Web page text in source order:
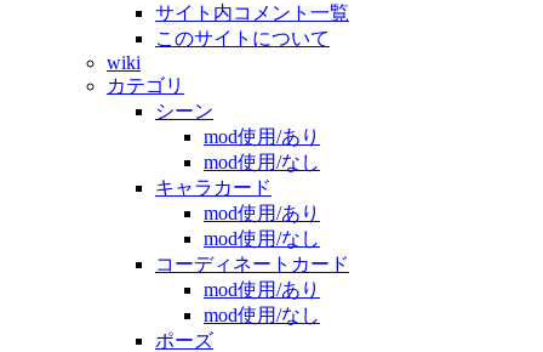
サイト内コメント一覧
このサイトについて
wiki
カテゴリ
シーン
mod使用/あり
mod使用/なし
キャラカード
mod使用/あり
mod使用/なし
コーディネートカード
mod使用/あり
mod使用/なし
ポーズ